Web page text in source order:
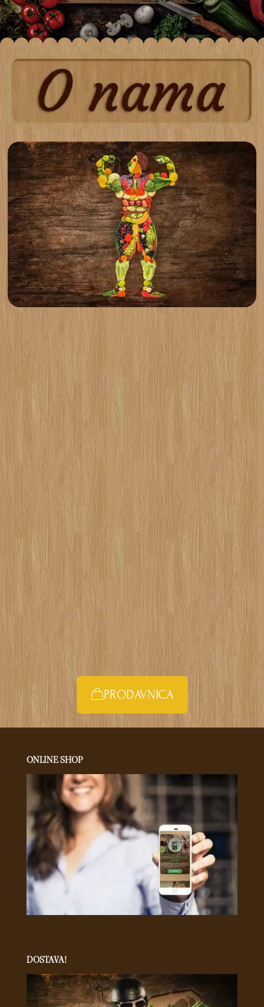
Ko smo mi? – BioPijaca je Vaša prva i jedina online
prodavnica za svežu organsku hranu, sveže organsko
voće i povrće, sveže konvencionalno voće i povrće i
ostale prirodne, organske i zdrave namirnice, sa
dostavom na kućnu adresu! (Za iznose iznad 500din).
Cilj? – Vi, zdrava ishrana, zdrav način života,
najkvalitetniji proizvodi i ponuda, razumne cene i
uslovi – su razlog i cilj postojanja BioPijace! Kakvi
smo? – Naše osoblje je ljubazno, apsolutno
posvećeno Vama i stručno u svom poslu. Trudimo se
da u ponudi imamo što širi asortiman, pre svega
Kako radimo? – Vaša BioPijaca nabavlja svežu robu
SVAKI DAN i cilj nam je da smanjimo standardne
komplikovane metode dostave na minimum. Email:
info@biopijaca.com
PRODAVNICA
ONLINE SHOP
DOSTAVA!